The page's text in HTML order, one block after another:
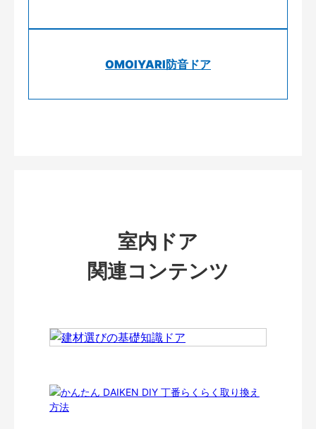
OMOIYARI防音ドア
室内ドア
関連コンテンツ